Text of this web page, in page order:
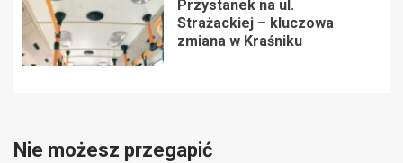
Przystanek na ul.
Strażackiej – kluczowa
zmiana w Kraśniku
Nie możesz przegapić